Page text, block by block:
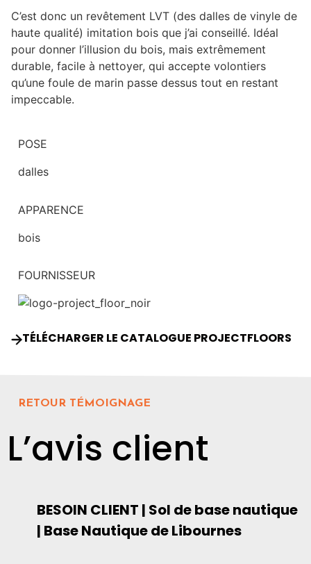
C’est donc un revêtement LVT (des dalles de vinyle de
haute qualité) imitation bois que j’ai conseillé. Idéal
pour donner l’illusion du bois, mais extrêmement
durable, facile à nettoyer, qui accepte volontiers
qu’une foule de marin passe dessus tout en restant
impeccable.
POSE
dalles
APPARENCE
bois
FOURNISSEUR
TÉLÉCHARGER LE CATALOGUE PROJECTFLOORS
RETOUR TÉMOIGNAGE
L’avis client
BESOIN CLIENT | Sol de base nautique
| Base Nautique de Libournes